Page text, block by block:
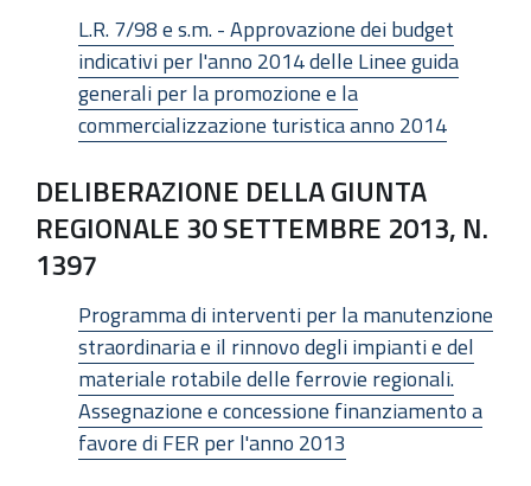
L.R. 7/98 e s.m. - Approvazione dei budget
indicativi per l'anno 2014 delle Linee guida
generali per la promozione e la
commercializzazione turistica anno 2014
DELIBERAZIONE DELLA GIUNTA
REGIONALE 30 SETTEMBRE 2013, N.
1397
Programma di interventi per la manutenzione
straordinaria e il rinnovo degli impianti e del
materiale rotabile delle ferrovie regionali.
Assegnazione e concessione finanziamento a
favore di FER per l'anno 2013